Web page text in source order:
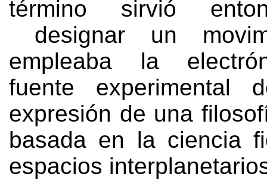
término sirvió
designar un
empleaba la
fuente experimental
expresión de una
basada en la ciencia
espacios